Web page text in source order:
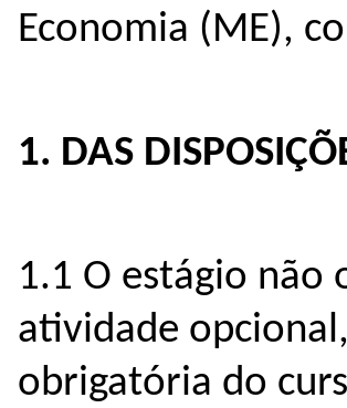
Economia (ME),
1. DAS
1.1 O estágio não
atividade
obrigatória do